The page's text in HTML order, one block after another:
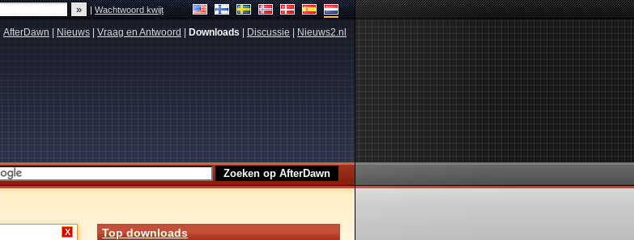
|Wachtwoord kwijt
AfterDawn Nieuws Vraag en Antwoord Downloads Discussie Nieuws2.nl
X Top downloads